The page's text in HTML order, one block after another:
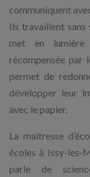
communiquent
Ils travaillent sans
met en lumière
récompensée par
permet de
développer leur
avec le papier.
La maitresse
écoles à Issy-les-
parle de